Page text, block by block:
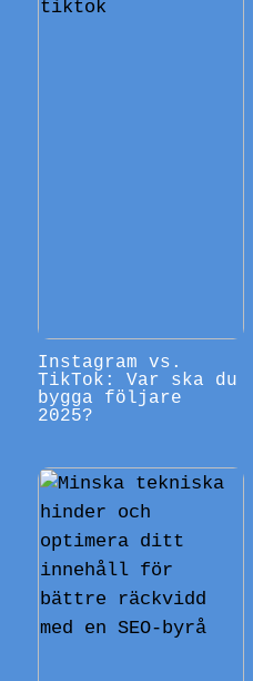
Instagram vs.
TikTok: Var ska du
bygga följare
2025?